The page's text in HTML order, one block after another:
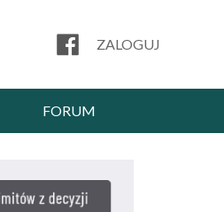
ZALOGUJ
FORUM